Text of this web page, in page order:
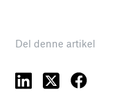
Del denne artikel